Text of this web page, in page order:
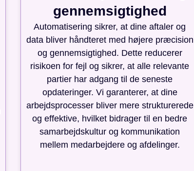
gennemsigtighed
Automatisering sikrer, at dine aftaler og
data bliver håndteret med højere præcision
og gennemsigtighed. Dette reducerer
risikoen for fejl og sikrer, at alle relevante
partier har adgang til de seneste
opdateringer. Vi garanterer, at dine
arbejdsprocesser bliver mere strukturerede
og effektive, hvilket bidrager til en bedre
samarbejdskultur og kommunikation
mellem medarbejdere og afdelinger.